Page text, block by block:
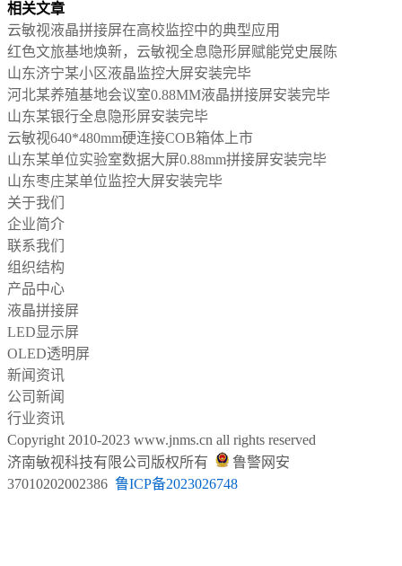
相关文章
云敏视液晶拼接屏在高校监控中的典型应用
红色文旅基地焕新，云敏视全息隐形屏赋能党史展陈
山东济宁某小区液晶监控大屏安装完毕
河北某养殖基地会议室0.88MM液晶拼接屏安装完毕
山东某银行全息隐形屏安装完毕
云敏视640*480mm硬连接COB箱体上市
山东某单位实验室数据大屏0.88mm拼接屏安装完毕
山东枣庄某单位监控大屏安装完毕
关于我们
企业简介
联系我们
组织结构
产品中心
液晶拼接屏
LED显示屏
OLED透明屏
新闻资讯
公司新闻
行业资讯
Copyright 2010-2023 www.jnms.cn all rights reserved
济南敏视科技有限公司 版权所有
鲁警网安
37010202002386 鲁ICP备2023026748